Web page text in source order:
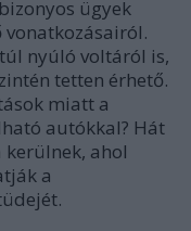
ügyek
nyúló voltáról is,
tetten érhető.
miatt a
autókkal? Hát
ahol
a